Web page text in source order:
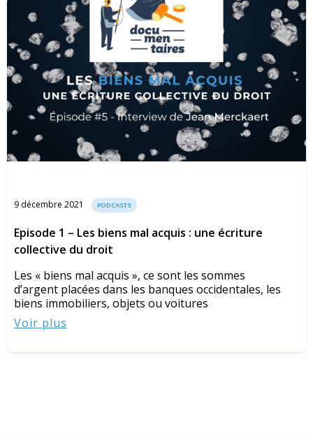
9 décembre 2021 PODCASTS
Episode 1 – Les biens mal acquis : une écriture
collective du droit
Les « biens mal acquis », ce sont les sommes
d’argent placées dans les banques occidentales, les
biens immobiliers, objets ou voitures
Voir plus